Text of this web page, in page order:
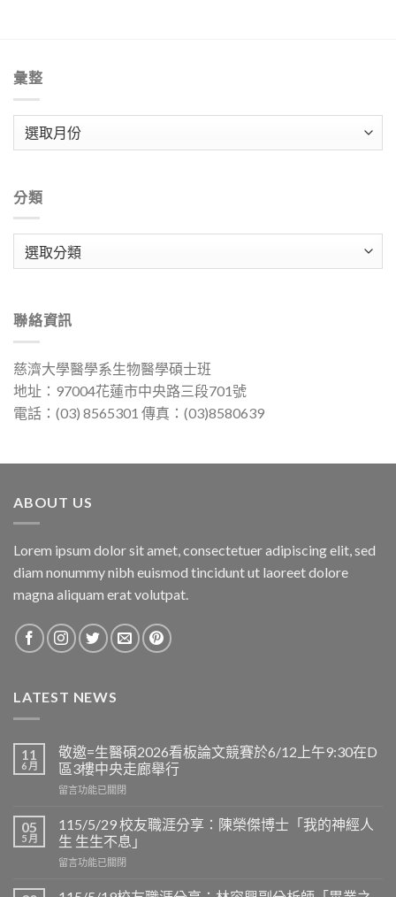
彙整
分類
聯絡資訊
慈濟大學醫學系生物醫學碩士班
地址：97004花蓮市中央路三段701號
電話：(03) 8565301 傳真：(03)8580639
ABOUT US
Lorem ipsum dolor sit amet, consectetuer adipiscing elit, sed
diam nonummy nibh euismod tincidunt ut laoreet dolore
magna aliquam erat volutpat.
LATEST NEWS
11
6 月
敬邀=生醫碩2026看板論文競賽於6/12上午9:30在D
區3樓中央走廊舉行
在
邀
=
生
醫
2026
留言功能已關閉
05
5 月
115/5/29 校友職涯分享：陳榮傑博士「我的神經人
生 生生不息」
在
校
留言功能已關閉